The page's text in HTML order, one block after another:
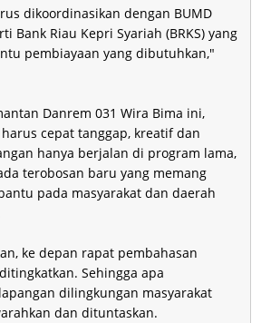
dikoordinasikan dengan BUMD
Bank Riau Kepri Syariah (BRKS) yang
pembiayaan yang dibutuhkan,"
Danrem 031 Wira Bima ini,
cepat tanggap, kreatif dan
hanya berjalan di program lama,
terobosan baru yang memang
pada masyarakat dan daerah
ke depan rapat pembahasan
Sehingga apa
dilingkungan masyarakat
dan dituntaskan.